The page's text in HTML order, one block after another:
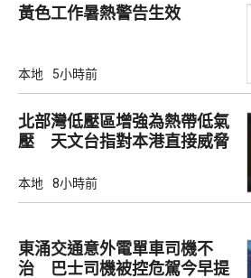
黃色工作暑熱警告生效
本地 5小時前
北部灣低壓區增強為熱帶低氣
壓 天文台指對本港直接威脅
本地 8小時前
東涌交通意外電單車司機不
治 巴士司機被控危駕今早提